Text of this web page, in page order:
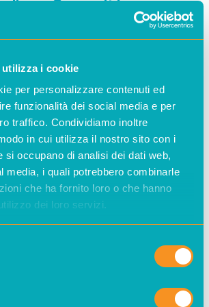
i cookie
per personalizzare contenuti ed
funzionalità dei social media e per
traffico. Condividiamo inoltre
in cui utilizza il nostro sito con i
si occupano di analisi dei dati web,
media, i quali potrebbero combinarle
che ha fornito loro o che hanno
dei loro servizi.
di una Comunità
Rinnovabile locale.
disposizione della CER
dall’impianto,
a favorire il
di piccole e medie
altre realtà del territorio,
la successiva
e aggregazione di nuovi
soci sovventoridi
di Vicenza sono già stati